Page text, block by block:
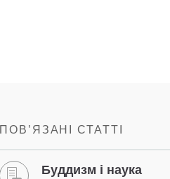
ПОВʼЯЗАНІ СТАТТІ
Буддизм і наука